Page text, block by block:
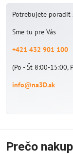
Potrebujete poradiť
Sme tu pre Vás
+421 432 901 100
(Po - Št 8:00-15:00,
info@na3D.sk
Prečo